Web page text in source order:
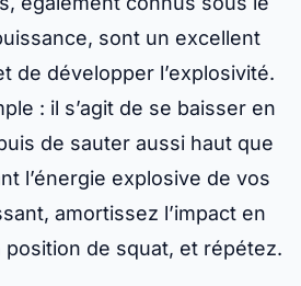
sont un excellent
de développer l’explosivité.
: il s’agit de se baisser en
de sauter aussi haut que
l’énergie explosive de vos
amortissez l’impact en
de squat, et répétez.